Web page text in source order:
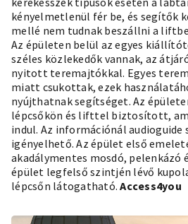
kényelmetlenül fér be, és segítők
mellé nem tudnak beszállni a
Az épületen belül az egyes
széles közlekedők vannak, az
nyitott teremajtókkal. Egyes
miatt csukottak, ezek
nyújthatnak segítséget. Az
lépcsőkön és lifttel biztosított,
indul. Az információnál
igényelhető. Az épület első
akadálymentes mosdó, pelenkázó
épület legfelső szintjén lévő
lépcsőn látogatható.Access4you